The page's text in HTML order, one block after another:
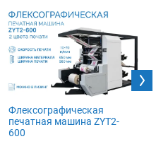
Флексографическая
печатная машина ZYT2-
600